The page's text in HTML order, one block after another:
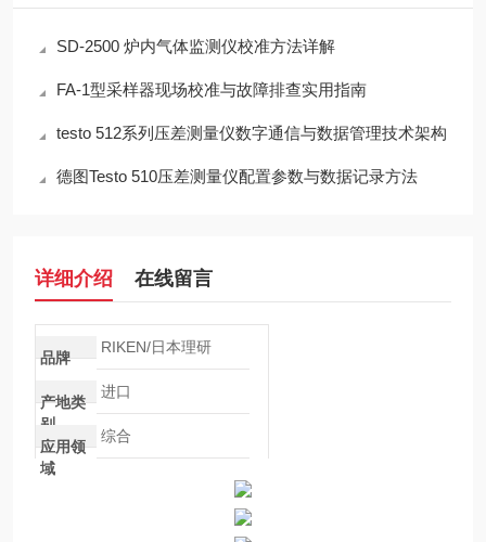
SD-2500 炉内气体监测仪校准方法详解
FA-1型采样器现场校准与故障排查实用指南
testo 512系列压差测量仪数字通信与数据管理技术架构
德图Testo 510压差测量仪配置参数与数据记录方法
详细介绍 在线留言
品牌
RIKEN/日本理研
产地类
别
进口
应用领
域
综合